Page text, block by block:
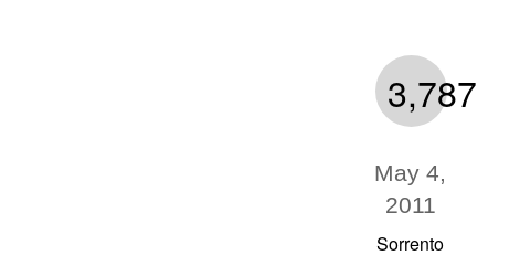
3,787
May 4,
2011
Sorrento